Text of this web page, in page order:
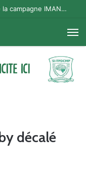
Les Têtes Pensantes : lancement de la campagne IMANA na BISO, Supporter Telema
décalé